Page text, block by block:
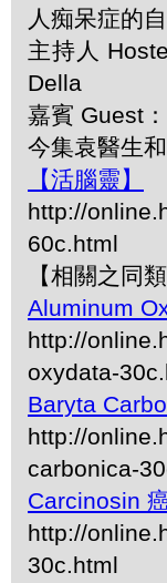
人痴呆症的
主持人
Della
嘉賓 Guest：
今集袁醫生
【活腦靈】
http://
60c.html
【相關之同
Aluminum
http://
oxydata-
Baryta
http://
carbonica-
Carcinosin
http://
30c.html